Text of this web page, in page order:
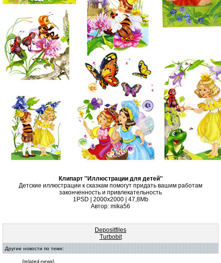
Клипарт ''Иллюстрации для детей''
Детские иллюстрации к сказкам помогут придать вашим работам
законченность и привлекательность
1PSD | 2000х2000 | 47,8Mb
Автор: mika56
Depositfiles
Turbobit
Другие новости по теме:
{related-news}